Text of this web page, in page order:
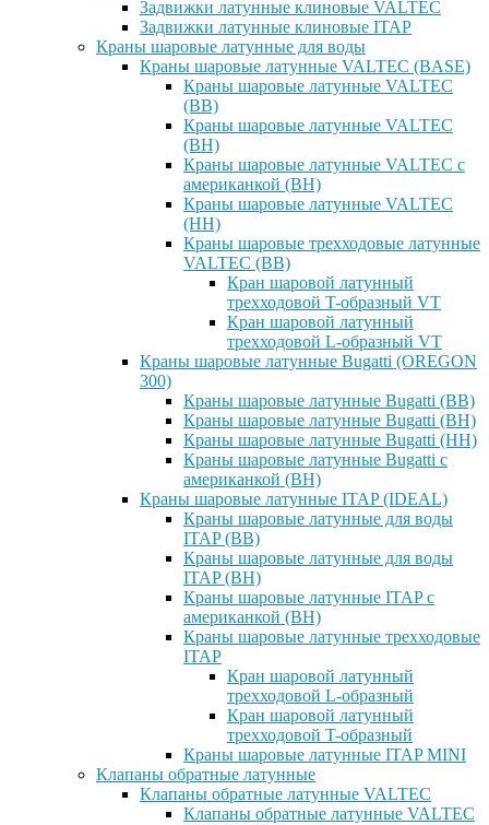
Задвижки латунные клиновые VALTEC
Задвижки латунные клиновые ITAP
Краны шаровые латунные для воды
Краны шаровые латунные VALTEC (BASE)
Краны шаровые латунные VALTEC
(ВВ)
Краны шаровые латунные VALTEC
(ВН)
Краны шаровые латунные VALTEC с
американкой (ВН)
Краны шаровые латунные VALTEC
(НН)
Краны шаровые трехходовые латунные
VALTEC (ВВ)
Кран шаровой латунный
трехходовой T-образный VT
Кран шаровой латунный
трехходовой L-образный VT
Краны шаровые латунные Bugatti (OREGON
300)
Краны шаровые латунные Bugatti (ВВ)
Краны шаровые латунные Bugatti (ВН)
Краны шаровые латунные Bugatti (НН)
Краны шаровые латунные Bugatti с
американкой (ВН)
Краны шаровые латунные ITAP (IDEAL)
Краны шаровые латунные для воды
ITAP (ВВ)
Краны шаровые латунные для воды
ITAP (ВН)
Краны шаровые латунные ITAP с
американкой (ВН)
Краны шаровые латунные трехходовые
ITAP
Кран шаровой латунный
трехходовой L-образный
Кран шаровой латунный
трехходовой T-образный
Краны шаровые латунные ITAP MINI
Клапаны обратные латунные
Клапаны обратные латунные VALTEC
Клапаны обратные латунные VALTEC